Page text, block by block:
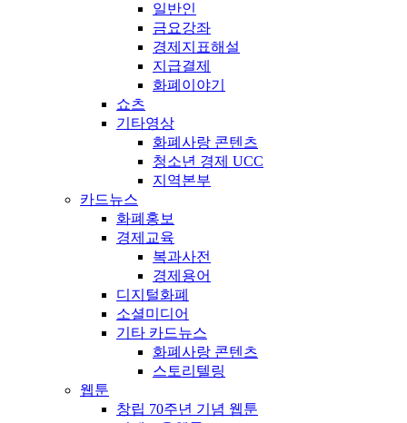
일반인
금요강좌
경제지표해설
지급결제
화폐이야기
쇼츠
기타영상
화폐사랑 콘텐츠
청소년 경제 UCC
지역본부
카드뉴스
화폐홍보
경제교육
복과사전
경제용어
디지털화폐
소셜미디어
기타 카드뉴스
화폐사랑 콘텐츠
스토리텔링
웹툰
창립 70주년 기념 웹툰